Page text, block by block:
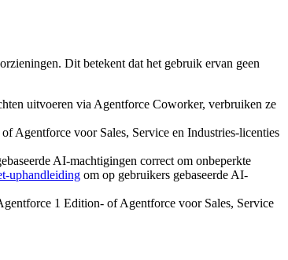
Dit betekent dat het gebruik ervan geen
uitvoeren via Agentforce Coworker, verbruiken ze
Agentforce voor Sales, Service en Industries-licenties
AI-machtigingen correct om onbeperkte
uphandleiding om op gebruikers gebaseerde AI-
1 Edition- of Agentforce voor Sales, Service